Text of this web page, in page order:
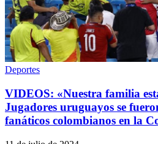
Deportes
VIDEOS: «Nuestra familia
Jugadores uruguayos se
fanáticos colombianos en la